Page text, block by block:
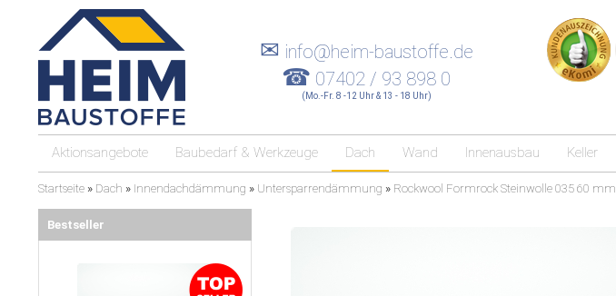
✉ info@heim-baustoffe.de
☎ 07402 / 93 898 0
(Mo.-Fr. 8 -12 Uhr & 13 - 18 Uhr)
Aktionsangebote Baubedarf & Werkzeuge Dach Wand Innenausbau Keller
Startseite » Dach » Innendachdämmung » Untersparrendämmung » Rockwool Formrock Steinwolle 035 60 mm
Bestseller